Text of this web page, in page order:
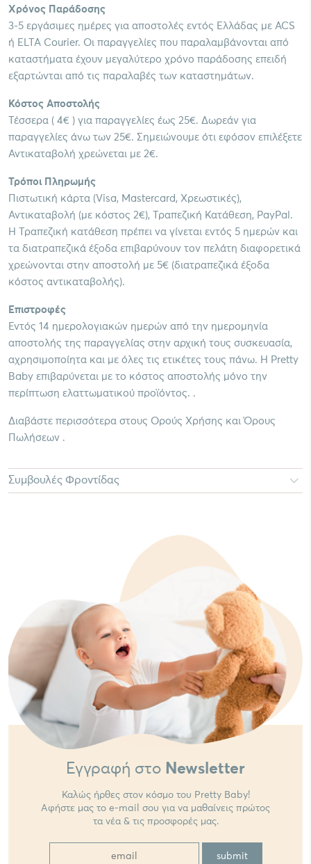
Χρόνος Παράδοσης
3-5 εργάσιμες ημέρες για αποστολές εντός Ελλάδας με ACS
ή ELTA Courier. Οι παραγγελίες που παραλαμβάνονται από
καταστήματα έχουν μεγαλύτερο χρόνο παράδοσης επειδή
εξαρτώνται από τις παραλαβές των καταστημάτων.
Κόστος Αποστολής
Τέσσερα ( 4€ ) για παραγγελίες έως 25€. Δωρεάν για
παραγγελίες άνω των 25€. Σημειώνουμε ότι εφόσον επιλέξετε
Αντικαταβολή χρεώνεται με 2€.
Τρόποι Πληρωμής
Πιστωτική κάρτα (Visa, Mastercard, Χρεωστικές),
Αντικαταβολή (με κόστος 2€), Τραπεζική Κατάθεση, PayPal.
Η Τραπεζική κατάθεση πρέπει να γίνεται εντός 5 ημερών και
τα διατραπεζικά έξοδα επιβαρύνουν τον πελάτη διαφορετικά
χρεώνονται στην αποστολή με 5€ (διατραπεζικά έξοδα
κόστος αντικαταβολής).
Επιστροφές
Εντός 14 ημερολογιακών ημερών από την ημερομηνία
αποστολής της παραγγελίας στην αρχική τους συσκευασία,
αχρησιμοποίητα και με όλες τις ετικέτες τους πάνω. Η Pretty
Baby επιβαρύνεται με το κόστος αποστολής μόνο την
περίπτωση ελαττωματικού προϊόντος. .
Διαβάστε περισσότερα στους Ορούς Χρήσης και Όρους
Πωλήσεων .
Συμβουλές Φροντίδας
Εγγραφή στο Newsletter
Καλώς ήρθες στον κόσμο του Pretty Baby!
Αφήστε μας το e-mail σου για να μαθαίνεις πρώτος
τα νέα & τις προσφορές μας.